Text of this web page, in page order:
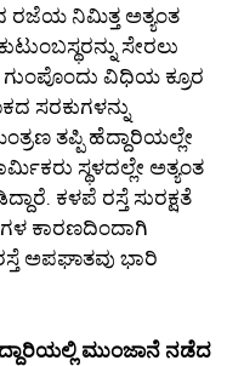
ರಜೆಯ ನಿಮಿತ್ತ ಅತ್ಯಂತ
ಸೇರಲು
ವಿಧಿಯ ಕ್ರೂರ
ಸರಕುಗಳನ್ನು
ತಪ್ಪಿ ಹೆದ್ದಾರಿಯಲ್ಲೇ
ಸ್ಥಳದಲ್ಲೇ ಅತ್ಯಂತ
ಕಳಪೆ ರಸ್ತೆ ಸುರಕ್ಷತೆ
ಕಾರಣದಿಂದಾಗಿ
ಅಪಘಾತವು ಭಾರಿ
ಮುಂಜಾನೆ ನಡೆದ